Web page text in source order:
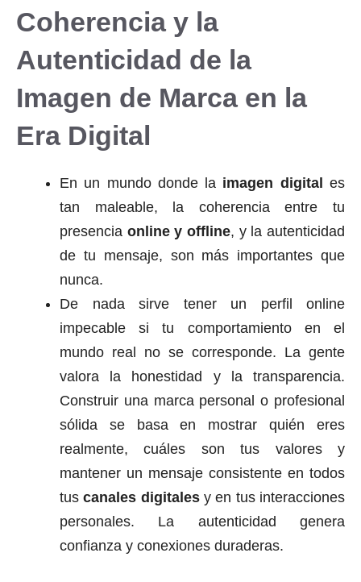
Coherencia y la
Autenticidad de la
Imagen de Marca en la
Era Digital
En un mundo donde la imagen digital
es
tan maleable, la coherencia entre tu
presencia online y offline, y la autenticidad
de tu mensaje, son más importantes que
nunca.
De nada sirve tener un perfil online
impecable si tu comportamiento en el
mundo real no se corresponde. La gente
valora la honestidad y la transparencia.
Construir una marca personal o profesional
sólida se basa en mostrar quién eres
realmente, cuáles son tus valores y
mantener un mensaje consistente en todos
tuscanales digitalesy en tus interacciones
personales. La autenticidad genera
confianza y conexiones duraderas.